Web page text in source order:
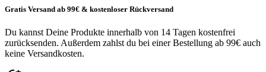
Gratis Versand ab 99€ & kostenloser Rückversand
Du kannst Deine Produkte innerhalb von 14 Tagen kostenfrei
zurücksenden. Außerdem zahlst du bei einer Bestellung ab 99€ auch
keine Versandkosten.